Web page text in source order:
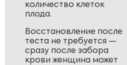
количество клеток
плода.
Восстановление после
теста не требуется —
сразу после забора
крови женщина может